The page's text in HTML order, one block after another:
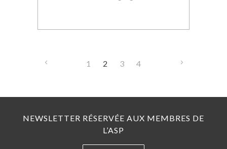
1 2 3 4
NEWSLETTER RÉSERVÉE AUX MEMBRES DE
L’ASP